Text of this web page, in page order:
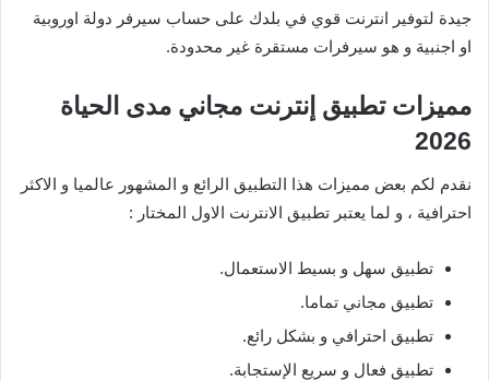
جيدة لتوفير انترنت قوي في بلدك على حساب سيرفر دولة اوروبية
او اجنبية و هو سيرفرات مستقرة غير محدودة.
مميزات تطبيق إنترنت مجاني مدى الحياة
2026
نقدم لكم بعض مميزات هذا التطبيق الرائع و المشهور عالميا و الاكثر
احترافية ، و لما يعتبر تطبيق الانترنت الاول المختار :
تطبيق سهل و بسيط الاستعمال.
تطبيق مجاني تماما.
تطبيق احترافي و بشكل رائع.
تطبيق فعال و سريع الإستجابة.